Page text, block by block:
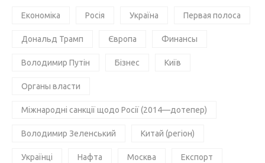
Економіка Росія Україна Первая полоса
Дональд Трамп Європа Финансы
Володимир Путін Бізнес Київ
Органы власти
Міжнародні санкції щодо Росії (2014—дотепер)
Володимир Зеленський Китай (регіон)
Українці Нафта Москва Експорт